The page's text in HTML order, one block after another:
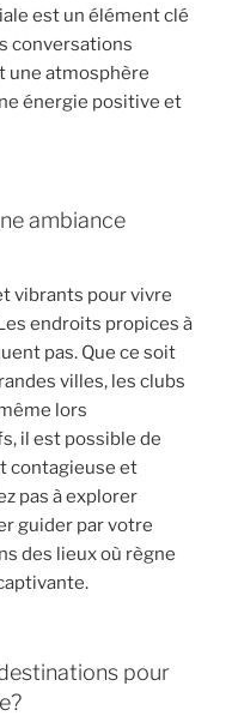
est un élément clé
conversations
une atmosphère
énergie positive et
ambiance
vibrants pour vivre
endroits propices à
pas. Que ce soit
villes, les clubs
lors
il est possible de
contagieuse et
pas à explorer
guider par votre
des lieux où règne
pour